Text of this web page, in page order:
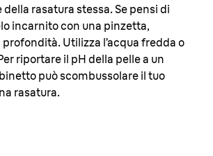
rasatura stessa. Se pensi di
incarnito con una pinzetta,
Utilizza l’acqua fredda o
riportare il pH della pelle a un
può scombussolare il tuo
rasatura.